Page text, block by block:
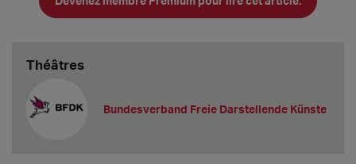
Théâtres
Bundesverband Freie Darstellende Künste